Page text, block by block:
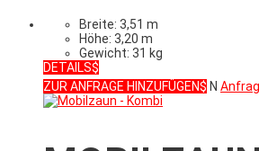
Breite: 3,51 m
Höhe: 3,20 m
Gewicht: 31 kg
DETAILS
ZUR ANFRAGE HINZUFÜGEN
N